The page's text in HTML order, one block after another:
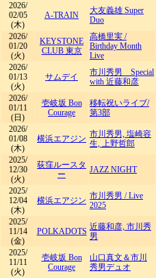
2026/
02/05
(木)
A-TRAIN
大友義雄 Super
Duo
2026/
01/20
(火)
KEYSTONE
CLUB 東京
高橋里実 /
Birthday Month
Live
2026/
01/13
(火)
サムデイ
市川秀男 Special
with 近藤和彦
2026/
01/11
(日)
壱岐坂 Bon
Courage
移転祝いライブ/
第3部
2026/
01/08
(木)
横浜エアジン 市川秀男, 塩崎容
生, 上野哲郎
2025/
12/30
(火)
荻窪ルースタ
ー
JAZZ NIGHT
2025/
12/04
(木)
横浜エアジン 市川秀男 /Live
2025
2025/
11/14
(金)
POLKADOTS 近藤和彦, 市川秀
男
2025/
11/11
(火)
壱岐坂 Bon
Courage
山口真文＆市川
秀男デュオ